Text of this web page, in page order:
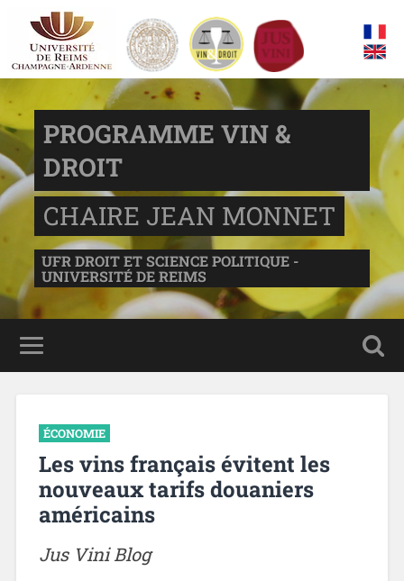
PROGRAMME VIN &
DROIT
CHAIRE JEAN MONNET
UFR DROIT ET SCIENCE POLITIQUE -
UNIVERSITÉ DE REIMS
ÉCONOMIE
Les vins français évitent les
nouveaux tarifs douaniers
américains
Jus Vini Blog